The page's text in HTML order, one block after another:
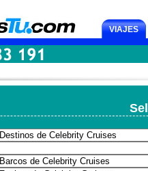
VIAJES